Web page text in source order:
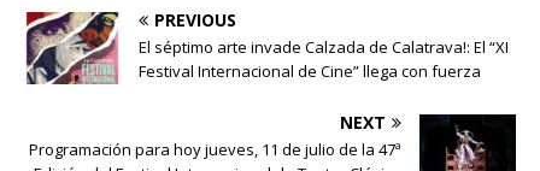
PREVIOUS
El séptimo arte invade Calzada de Calatrava!: El “XI
Festival Internacional de Cine” llega con fuerza
NEXT
Programación para hoy jueves, 11 de julio de la 47ª